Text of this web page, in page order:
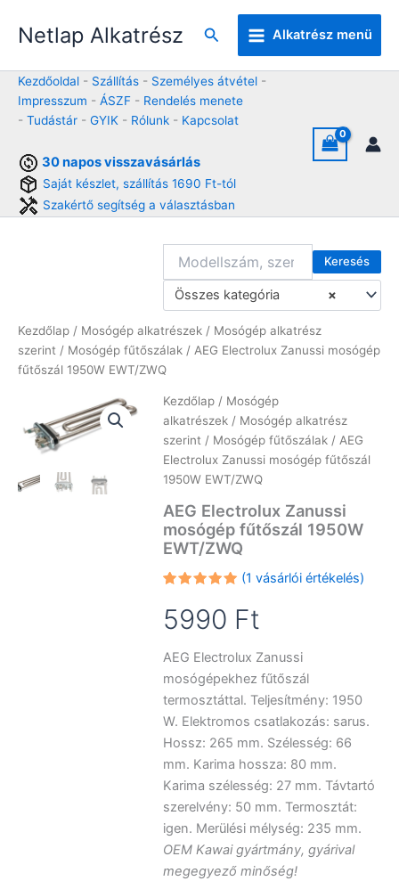
Netlap Alkatrész Keresés Alkatrész menü
Kezdőoldal - Szállítás - Személyes átvétel -
Impresszum - ÁSZF - Rendelés menete
- Tudástár - GYIK - Rólunk - Kapcsolat
30 napos visszavásárlás
Saját készlet, szállítás 1690 Ft-tól
Szakértő segítség a választásban
Keresés
×
Összes kategória
Kezdőlap / Mosógép alkatrészek / Mosógép alkatrész
szerint / Mosógép fűtőszálak / AEG Electrolux Zanussi mosógép
fűtőszál 1950W EWT/ZWQ
Kezdőlap / Mosógép
alkatrészek / Mosógép alkatrész
szerint / Mosógép fűtőszálak / AEG
Electrolux Zanussi mosógép fűtőszál
1950W EWT/ZWQ
AEG Electrolux Zanussi
mosógép fűtőszál 1950W
EWT/ZWQ
5.00 az 5-
ből,
(1 vásárlói értékelés)
5990 Ft
AEG Electrolux Zanussi
mosógépekhez fűtőszál
termosztáttal. Teljesítmény: 1950
W. Elektromos csatlakozás: sarus.
Hossz: 265 mm. Szélesség: 66
mm. Karima hossza: 80 mm.
Karima szélesség: 27 mm. Távtartó
szerelvény: 50 mm. Termosztát:
igen. Merülési mélység: 235 mm.
OEM Kawai gyártmány, gyárival
megegyező minőség!